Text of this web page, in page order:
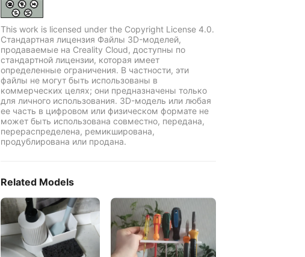
This work is licensed under the Copyright License 4.0.
Стандартная лицензия Файлы 3D-моделей,
продаваемые на Creality Cloud, доступны по
стандартной лицензии, которая имеет
определенные ограничения. В частности, эти
файлы не могут быть использованы в
коммерческих целях; они предназначены только
для личного использования. 3D-модель или любая
ее часть в цифровом или физическом формате не
может быть использована совместно, передана,
перераспределена, ремикширована,
продублирована или продана.
Related Models